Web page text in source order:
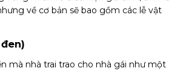
về cơ bản sẽ bao gồm các lễ vật
mà nhà trai trao cho nhà gái như một